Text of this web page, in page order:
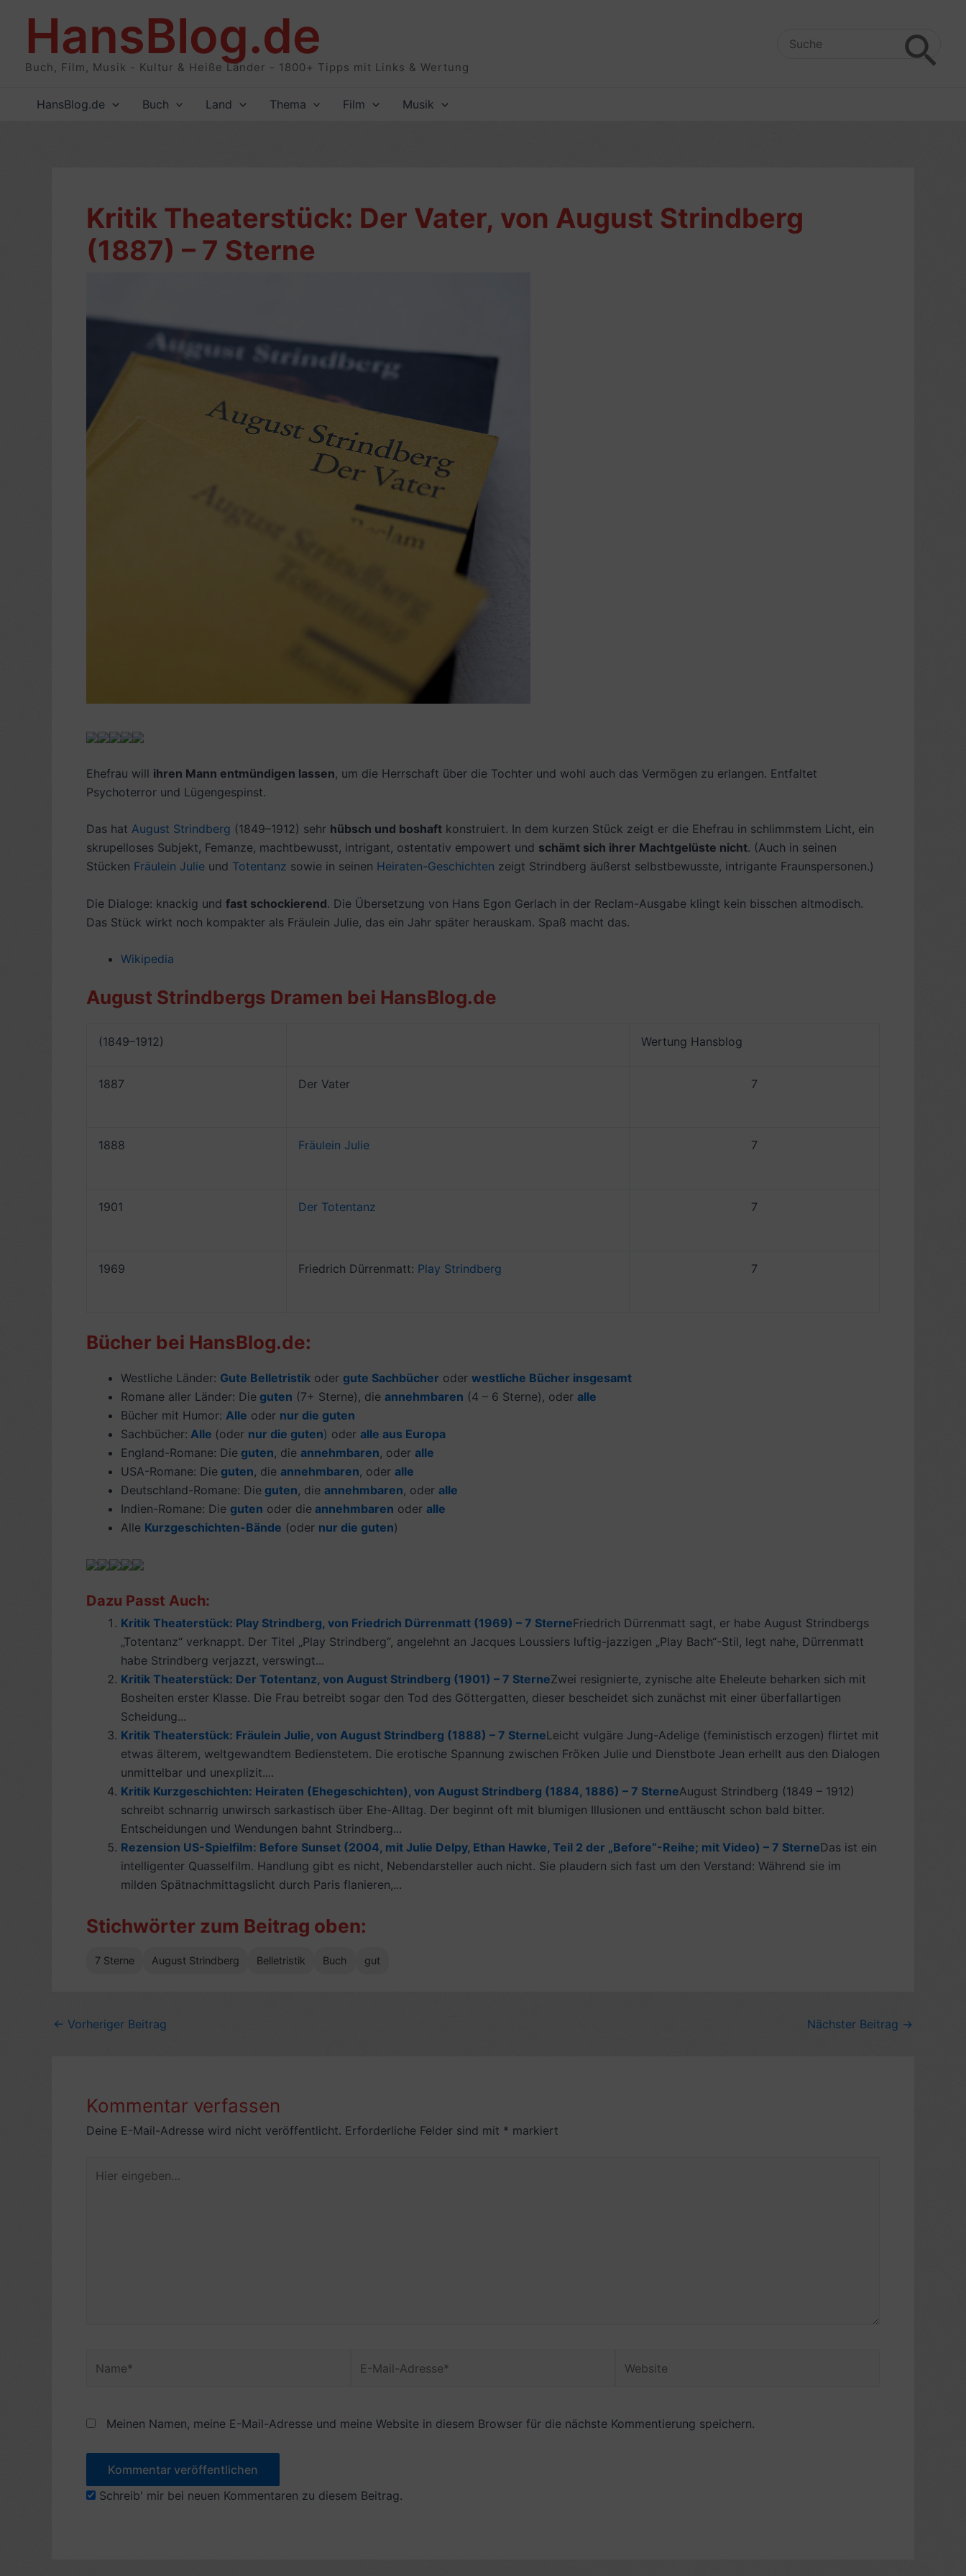
HansBlog.de
Buch, Film, Musik - Kultur & Heiße Länder - 1800+ Tipps mit Links & Wertung
Search
HansBlog.de Buch Land Thema Film Musik
Kritik Theaterstück: Der Vater, von August Strindberg
(1887) – 7 Sterne
Ehefrau will ihren Mann entmündigen lassen, um die Herrschaft über die Tochter und wohl auch das Vermögen zu erlangen. Entfaltet
Psychoterror und Lügengespinst.
Das hat August Strindberg (1849–1912) sehr hübsch und boshaft konstruiert. In dem kurzen Stück zeigt er die Ehefrau in schlimmstem Licht, ein
skrupelloses Subjekt, Femanze, machtbewusst, intrigant, ostentativ empowert und schämt sich ihrer Machtgelüste nicht. (Auch in seinen
Stücken Fräulein Julie und Totentanz sowie in seinen Heiraten-Geschichten zeigt Strindberg äußerst selbstbewusste, intrigante Fraunspersonen.)
Die Dialoge: knackig und fast schockierend. Die Übersetzung von Hans Egon Gerlach in der Reclam-Ausgabe klingt kein bisschen altmodisch.
Das Stück wirkt noch kompakter als Fräulein Julie, das ein Jahr später herauskam. Spaß macht das.
Wikipedia
August Strindbergs Dramen bei HansBlog.de
(1849–1912) Wertung Hansblog
1887 Der Vater 7
1888 Fräulein Julie 7
1901 Der Totentanz 7
1969 Friedrich Dürrenmatt: Play Strindberg 7
Bücher bei HansBlog.de:
Westliche Länder: Gute Belletristik oder gute Sachbücher oder westliche Bücher insgesamt
Romane aller Länder: Die guten (7+ Sterne), die annehmbaren (4 – 6 Sterne), oder alle
Bücher mit Humor: Alle oder nur die guten
Sachbücher: Alle (oder nur die guten) oder alle aus Europa
England-Romane: Die guten, die annehmbaren, oder alle
USA-Romane: Die guten, die annehmbaren, oder alle
Deutschland-Romane: Die guten, die annehmbaren, oder alle
Indien-Romane: Die guten oder die annehmbaren oder alle
Alle Kurzgeschichten-Bände (oder nur die guten)
Dazu Passt Auch:
Kritik Theaterstück: Play Strindberg, von Friedrich Dürrenmatt (1969) – 7 SterneFriedrich Dürrenmatt sagt, er habe August Strindbergs
„Totentanz“ verknappt. Der Titel „Play Strindberg“, angelehnt an Jacques Loussiers luftig-jazzigen „Play Bach“-Stil, legt nahe, Dürrenmatt
habe Strindberg verjazzt, verswingt...
Kritik Theaterstück: Der Totentanz, von August Strindberg (1901) – 7 SterneZwei resignierte, zynische alte Eheleute beharken sich mit
Bosheiten erster Klasse. Die Frau betreibt sogar den Tod des Göttergatten, dieser bescheidet sich zunächst mit einer überfallartigen
Scheidung...
Kritik Theaterstück: Fräulein Julie, von August Strindberg (1888) – 7 SterneLeicht vulgäre Jung-Adelige (feministisch erzogen) flirtet mit
etwas älterem, weltgewandtem Bedienstetem. Die erotische Spannung zwischen Fröken Julie und Dienstbote Jean erhellt aus den Dialogen
unmittelbar und unexplizit....
Kritik Kurzgeschichten: Heiraten (Ehegeschichten), von August Strindberg (1884, 1886) – 7 SterneAugust Strindberg (1849 – 1912)
schreibt schnarrig unwirsch sarkastisch über Ehe-Alltag. Der beginnt oft mit blumigen Illusionen und enttäuscht schon bald bitter.
Entscheidungen und Wendungen bahnt Strindberg...
Rezension US-Spielfilm: Before Sunset (2004, mit Julie Delpy, Ethan Hawke, Teil 2 der „Before“-Reihe; mit Video) – 7 SterneDas ist ein
intelligenter Quasselfilm. Handlung gibt es nicht, Nebendarsteller auch nicht. Sie plaudern sich fast um den Verstand: Während sie im
milden Spätnachmittagslicht durch Paris flanieren,...
Stichwörter zum Beitrag oben:
7 Sterne August Strindberg Belletristik Buch gut
← Vorheriger Beitrag Nächster Beitrag →
Kommentar verfassen
Deine E-Mail-Adresse wird nicht veröffentlicht. Erforderliche Felder sind mit * markiert
eingeben…
Mail-
Meinen Namen, meine E-Mail-Adresse und meine Website in diesem Browser für die nächste Kommentierung speichern.
Schreib' mir bei neuen Kommentaren zu diesem Beitrag.